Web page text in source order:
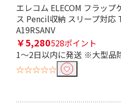
エレコム ELECOM フラップ
ス Pencil収納 スリープ対応
A19RSANV
￥5,280528ポイント
1～2日以内に発送 ※大型品
☆☆☆☆☆